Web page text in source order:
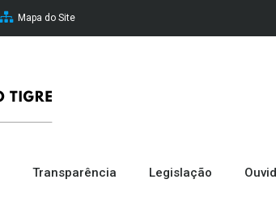
Mapa do Site
Transparência Legislação